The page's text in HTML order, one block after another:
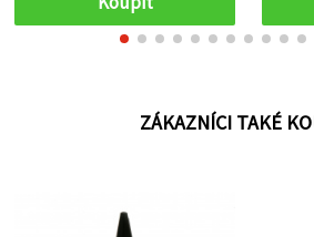
ml
ZÁKAZNÍCI TAKÉ